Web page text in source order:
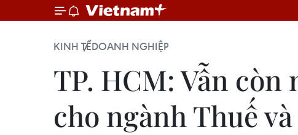
KINH TẾDOANH NGHIỆP
TP. HCM: Vẫn
cho ngành Thuế